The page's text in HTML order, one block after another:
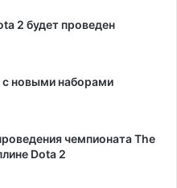
2 будет проведен
с новыми наборами
чемпионата The
Dota 2